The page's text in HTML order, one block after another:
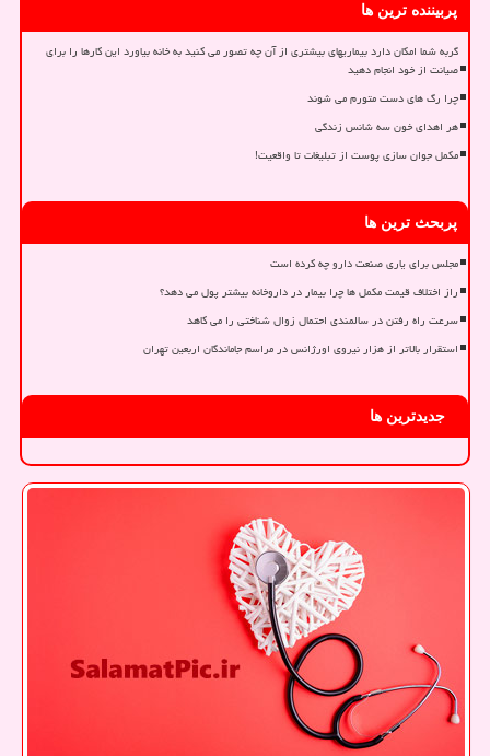
پربیننده ترین ها
گربه شما امکان دارد بیماریهای بیشتری از آن چه تصور می کنید به خانه بیاورد این کارها را برای
صیانت از خود انجام دهید
چرا رگ های دست متورم می شوند
هر اهدای خون سه شانس زندگی
مکمل جوان سازی پوست از تبلیغات تا واقعیت!
پربحث ترین ها
مجلس برای یاری صنعت دارو چه کرده است
راز اختلاف قیمت مکمل ها چرا بیمار در داروخانه بیشتر پول می دهد؟
سرعت راه رفتن در سالمندی احتمال زوال شناختی را می کاهد
استقرار بالاتر از هزار نیروی اورژانس در مراسم جاماندگان اربعین تهران
جدیدترین ها